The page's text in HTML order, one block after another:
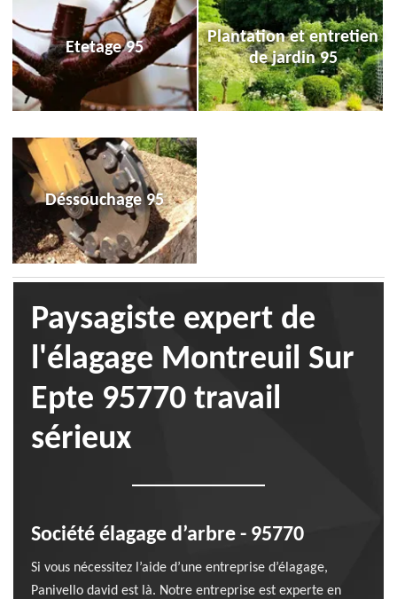
Etetage 95
Plantation et entretien
de jardin 95
Déssouchage 95
Paysagiste expert de
l'élagage Montreuil Sur
Epte 95770 travail
sérieux
Société élagage d’arbre - 95770
Si vous nécessitez l’aide d’une entreprise d’élagage,
Panivello david est là. Notre entreprise est experte en